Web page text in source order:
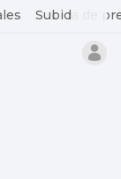
Subida de